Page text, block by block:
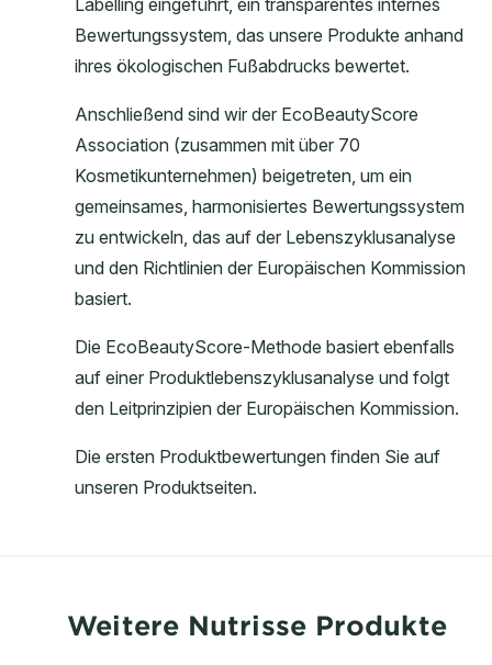
Weitere Nutrisse Produkte